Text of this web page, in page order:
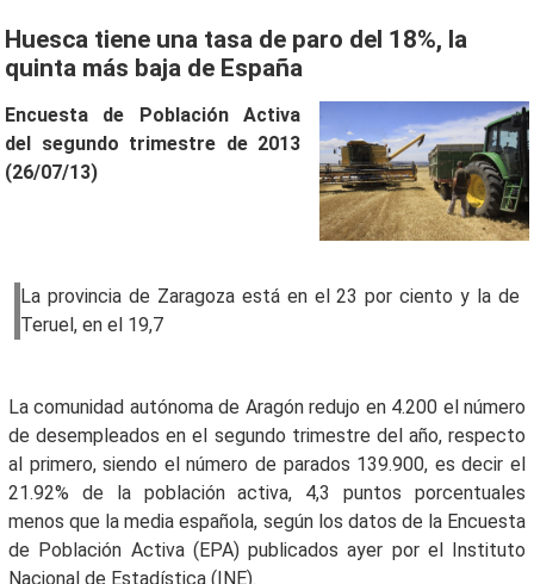
Huesca tiene una tasa de paro del 18%, la
quinta más baja de España
Encuesta de Población Activa
del segundo trimestre de 2013
(26/07/13)
La provincia de Zaragoza está en el 23 por ciento y la de
Teruel, en el 19,7
La comunidad autónoma de Aragón redujo en 4.200 el número
de desempleados en el segundo trimestre del año, respecto
al primero, siendo el número de parados 139.900, es decir el
21.92% de la población activa, 4,3 puntos porcentuales
menos que la media española, según los datos de la Encuesta
de Población Activa (EPA) publicados ayer por el Instituto
Nacional de Estadística (INE).